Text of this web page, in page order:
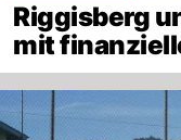
Riggisberg
mit